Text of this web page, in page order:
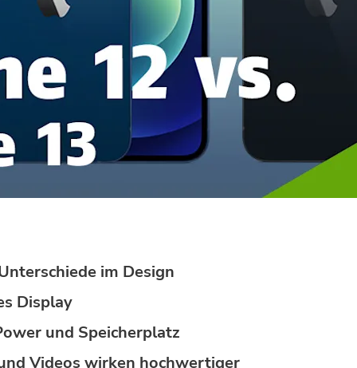
im Design
Display
und Speicherplatz
Videos wirken hochwertiger